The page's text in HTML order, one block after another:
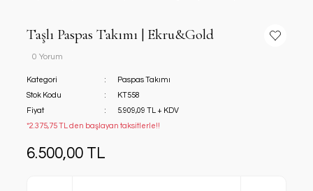
Taşlı Paspas Takımı | Ekru&Gold
0 Yorum
Kategori
Paspas Takımı
Stok Kodu
KT558
Fiyat
5.909,09 TL + KDV
*2.375,75 TL den başlayan taksitlerle!!
6.500,00 TL